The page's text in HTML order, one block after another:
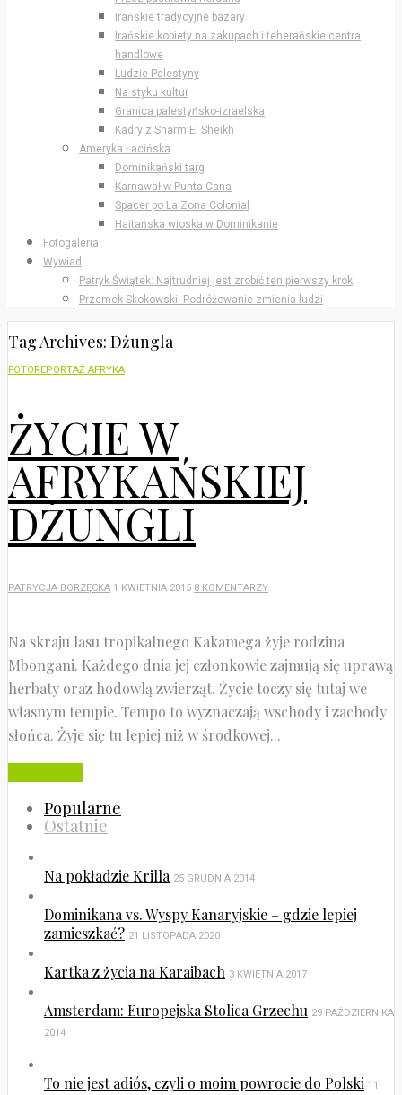
Irańskie tradycyjne bazary
Irańskie kobiety na zakupach i teherańskie centra
handlowe
Ludzie Palestyny
Na styku kultur
Granica palestyńsko-izraelska
Kadry z Sharm El Sheikh
Ameryka Łacińska
Dominikański targ
Karnawał w Punta Cana
Spacer po La Zona Colonial
Haitańska wioska w Dominikanie
Fotogaleria
Wywiad
Patryk Świątek: Najtrudniej jest zrobić ten pierwszy krok
Przemek Skokowski: Podróżowanie zmienia ludzi
Tag Archives: Dżungla
FOTOREPORTAŻ AFRYKA
ŻYCIE W
AFRYKAŃSKIEJ
DŻUNGLI
PATRYCJA BORZĘCKA 1 KWIETNIA 2015 8 KOMENTARZY
Na skraju lasu tropikalnego Kakamega żyje rodzina
Mbongani. Każdego dnia jej członkowie zajmują się uprawą
herbaty oraz hodowlą zwierząt. Życie toczy się tutaj we
własnym tempie. Tempo to wyznaczają wschody i zachody
słońca. Żyje się tu lepiej niż w środkowej...
Popularne
Ostatnie
Na pokładzie Krilla 25 GRUDNIA 2014
Dominikana vs. Wyspy Kanaryjskie – gdzie lepiej
zamieszkać? 21 LISTOPADA 2020
Kartka z życia na Karaibach 3 KWIETNIA 2017
Amsterdam: Europejska Stolica Grzechu 29 PAŹDZIERNIKA
2014
To nie jest adiós, czyli o moim powrocie do Polski 11